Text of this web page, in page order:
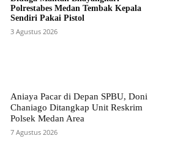
Polrestabes Medan Tembak Kepala
Sendiri Pakai Pistol
3 Agustus 2026
Aniaya Pacar di Depan SPBU, Doni
Chaniago Ditangkap Unit Reskrim
Polsek Medan Area
7 Agustus 2026